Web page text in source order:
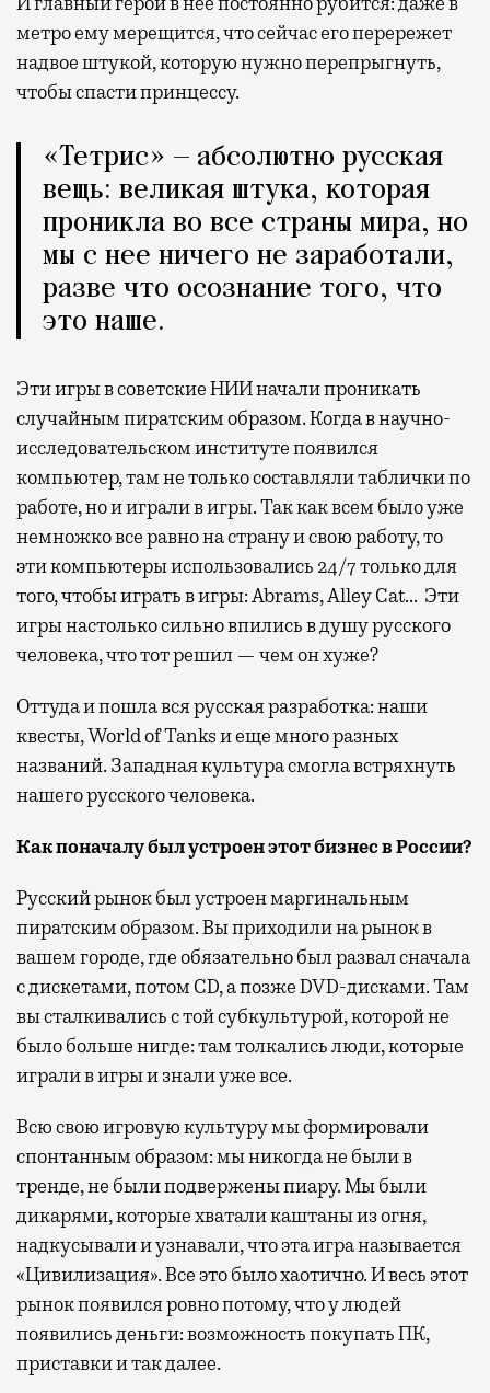
метро ему мерещится, что сейчас его перережет
надвое штукой, которую нужно перепрыгнуть,
чтобы спасти принцессу.
«Тетрис» — абсолютно русская
вещь: великая штука, которая
проникла во все страны мира, но
мы с нее ничего не заработали,
разве что осознание того, что
это наше.
Эти игры в советские НИИ начали проникать
случайным пиратским образом. Когда в научно-
исследовательском институте появился
компьютер, там не только составляли таблички по
работе, но и играли в игры. Так как всем было уже
немножко все равно на страну и свою работу, то
эти компьютеры использовались 24/7 только для
того, чтобы играть в игры: Abrams, Alley Cat… Эти
игры настолько сильно впились в душу русского
человека, что тот решил — чем он хуже?
Оттуда и пошла вся русская разработка: наши
квесты, World of Tanks и еще много разных
названий. Западная культура смогла встряхнуть
нашего русского человека.
Как поначалу был устроен этот бизнес в России?
Русский рынок был устроен маргинальным
пиратским образом. Вы приходили на рынок в
вашем городе, где обязательно был развал сначала
с дискетами, потом CD, а позже DVD-дисками. Там
вы сталкивались с той субкультурой, которой не
было больше нигде: там толкались люди, которые
играли в игры и знали уже все.
Всю свою игровую культуру мы формировали
спонтанным образом: мы никогда не были в
тренде, не были подвержены пиару. Мы были
дикарями, которые хватали каштаны из огня,
надкусывали и узнавали, что эта игра называется
«Цивилизация». Все это было хаотично. И весь этот
рынок появился ровно потому, что у людей
появились деньги: возможность покупать ПК,
приставки и так далее.